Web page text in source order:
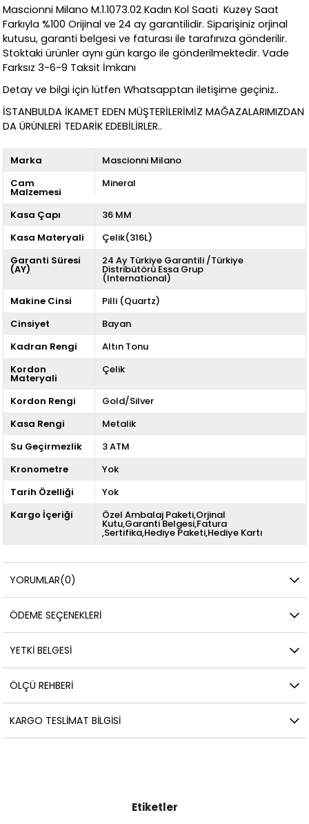
Mascionni Milano M.1.1073.02 Kadın Kol Saati Kuzey Saat
Farkıyla %100 Orijinal ve 24 ay garantilidir. Siparişiniz orjinal
kutusu, garanti belgesi ve faturası ile tarafınıza gönderilir.
Stoktaki ürünler aynı gün kargo ile gönderilmektedir. Vade
Farksız 3-6-9 Taksit İmkanı
Detay ve bilgi için lütfen Whatsapptan iletişime geçiniz..
İSTANBULDA İKAMET EDEN MÜŞTERİLERİMİZ MAĞAZALARIMIZDAN
DA ÜRÜNLERİ TEDARİK EDEBİLİRLER..
Marka
Mascionni Milano
Cam
Malzemesi
Mineral
Kasa Çapı
36 MM
Kasa Materyali
Çelik(316L)
Garanti Süresi
(AY)
24 Ay Türkiye Garantili /Türkiye
Distribütörü Essa Grup
(International)
Makine Cinsi
Pilli (Quartz)
Cinsiyet
Bayan
Kadran Rengi
Altın Tonu
Kordon
Materyali
Çelik
Kordon Rengi
Gold/Silver
Kasa Rengi
Metalik
Su Geçirmezlik
3 ATM
Kronometre
Yok
Tarih Özelliği
Yok
Kargo İçeriği
Özel Ambalaj Paketi,Orjinal
Kutu,Garanti Belgesi,Fatura
,Sertifika,Hediye Paketi,Hediye Kartı
YORUMLAR(0)
ÖDEME SEÇENEKLERI
YETKİ BELGESİ
ÖLÇÜ REHBERI
KARGO TESLIMAT BILGISI
Etiketler